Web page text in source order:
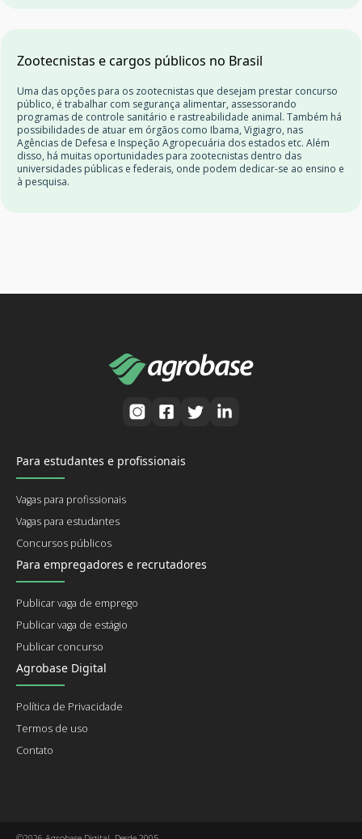
Zootecnistas e cargos públicos no Brasil
Uma das opções para os zootecnistas que desejam prestar concurso
público, é trabalhar com segurança alimentar, assessorando
programas de controle sanitário e rastreabilidade animal. Também há
possibilidades de atuar em órgãos como Ibama, Vigiagro, nas
Agências de Defesa e Inspeção Agropecuária dos estados etc. Além
disso, há muitas oportunidades para zootecnistas dentro das
universidades públicas e federais, onde podem dedicar-se ao ensino e
à pesquisa.
Para estudantes e profissionais
Vagas para profissionais
Vagas para estudantes
Concursos públicos
Para empregadores e recrutadores
Publicar vaga de emprego
Publicar vaga de estágio
Publicar concurso
Agrobase Digital
Política de Privacidade
Termos de uso
Contato